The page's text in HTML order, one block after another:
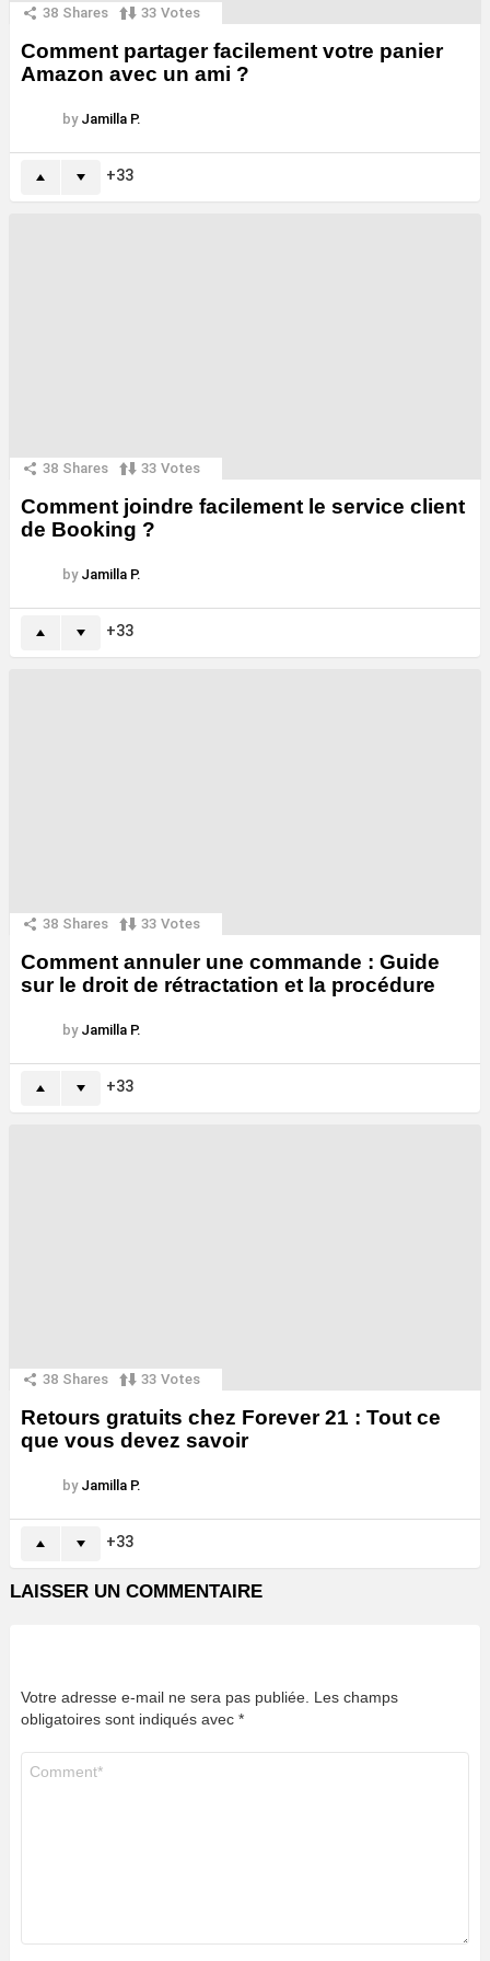
38 Shares 33 Votes
Comment partager facilement votre panier
Amazon avec un ami ?
by Jamilla P.
33
38 Shares 33 Votes
Comment joindre facilement le service client
de Booking ?
by Jamilla P.
33
38 Shares 33 Votes
Comment annuler une commande : Guide
sur le droit de rétractation et la procédure
by Jamilla P.
33
38 Shares 33 Votes
Retours gratuits chez Forever 21 : Tout ce
que vous devez savoir
by Jamilla P.
33
LAISSER UN COMMENTAIRE
Votre adresse e-mail ne sera pas publiée. Les champs
obligatoires sont indiqués avec *